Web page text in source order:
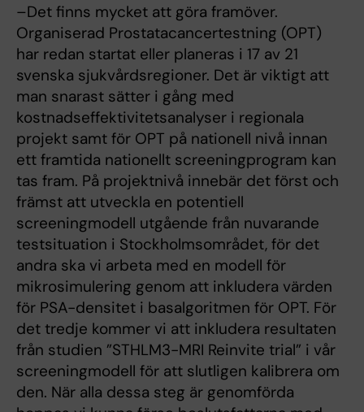
–Det finns mycket att göra framöver.
Organiserad Prostatacancertestning (OPT)
har redan startat eller planeras i 17 av 21
svenska sjukvårdsregioner. Det är viktigt att
man snarast sätter i gång med
kostnadseffektivitetsanalyser i regionala
projekt samt för OPT på nationell nivå innan
ett framtida nationellt screeningprogram kan
tas fram. På projektnivå innebär det först och
främst att utveckla en potentiell
screeningmodell utgående från nuvarande
testsituation i Stockholmsområdet, för det
andra ska vi arbeta med en modell för
mikrosimulering genom att inkludera värden
för PSA-densitet i basalgoritmen för OPT. För
det tredje kommer vi att inkludera resultaten
från studien ”STHLM3-MRI Reinvite trial” i vår
screeningmodell för att slutligen kalibrera om
den. När alla dessa steg är genomförda